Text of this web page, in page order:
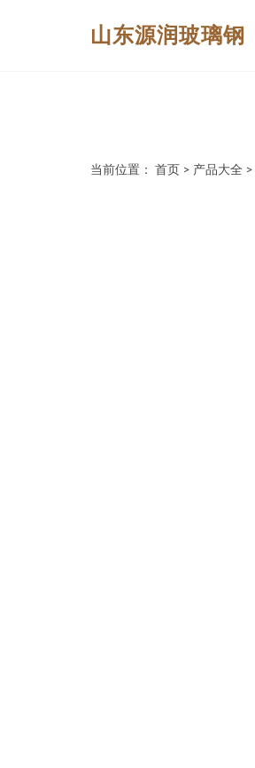
山东源润玻璃钢
当前位置： 首页 > 产品大全 >